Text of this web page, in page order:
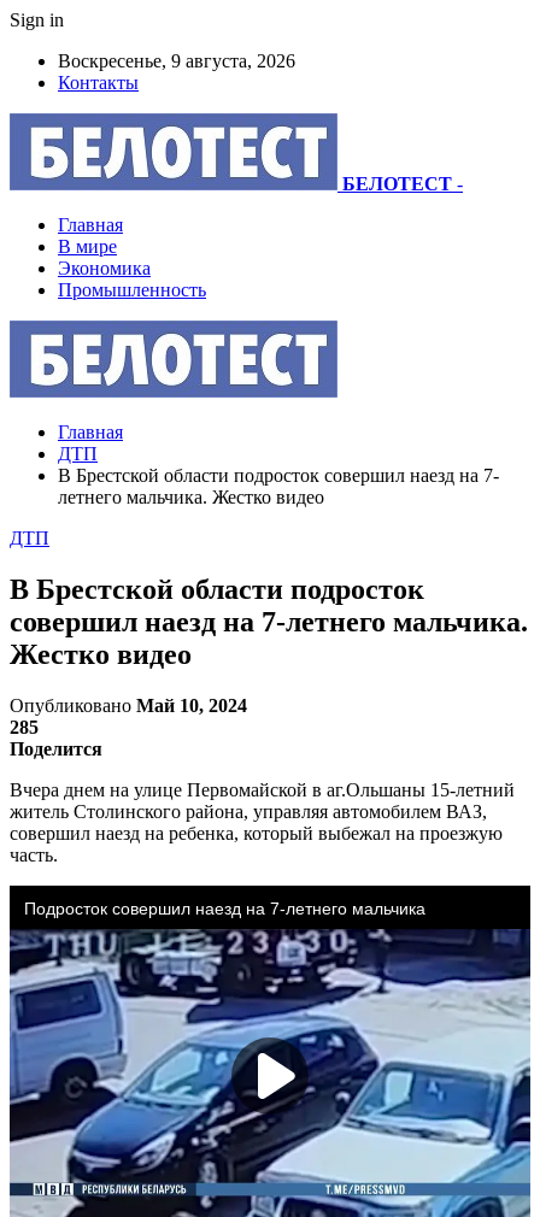
Sign in
Воскресенье, 9 августа, 2026
Контакты
БЕЛОТЕСТ -
Главная
В мире
Экономика
Промышленность
Главная
ДТП
В Брестской области подросток совершил наезд на 7-
летнего мальчика. Жестко видео
ДТП
В Брестской области подросток
совершил наезд на 7-летнего мальчика.
Жестко видео
Опубликовано Май 10, 2024
285
Поделится
Вчера днем на улице Первомайской в аг.Ольшаны 15-летний
житель Столинского района, управляя автомобилем ВАЗ,
совершил наезд на ребенка, который выбежал на проезжую
часть.